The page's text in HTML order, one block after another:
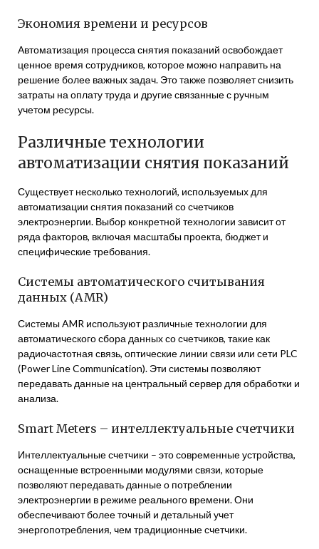
Экономия времени и ресурсов
Автоматизация процесса снятия показаний освобождает
ценное время сотрудников, которое можно направить на
решение более важных задач. Это также позволяет снизить
затраты на оплату труда и другие связанные с ручным
учетом ресурсы.
Различные технологии
автоматизации снятия показаний
Существует несколько технологий, используемых для
автоматизации снятия показаний со счетчиков
электроэнергии. Выбор конкретной технологии зависит от
ряда факторов, включая масштабы проекта, бюджет и
специфические требования.
Системы автоматического считывания
данных (AMR)
Системы AMR используют различные технологии для
автоматического сбора данных со счетчиков, такие как
радиочастотная связь, оптические линии связи или сети PLC
(Power Line Communication). Эти системы позволяют
передавать данные на центральный сервер для обработки и
анализа.
Smart Meters – интеллектуальные счетчики
Интеллектуальные счетчики – это современные устройства,
оснащенные встроенными модулями связи, которые
позволяют передавать данные о потреблении
электроэнергии в режиме реального времени. Они
обеспечивают более точный и детальный учет
энергопотребления, чем традиционные счетчики.